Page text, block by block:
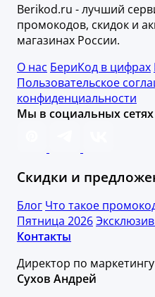
Berikod.ru - лучший
промокодов, скидок и
магазинах России.
О нас БериКод в цифрах
Пользовательское
конфиденциальности
Мы в социальных сетях
Скидки и
Блог Что такое
Пятница 2026
Контакты
Директор по
Сухов Андрей